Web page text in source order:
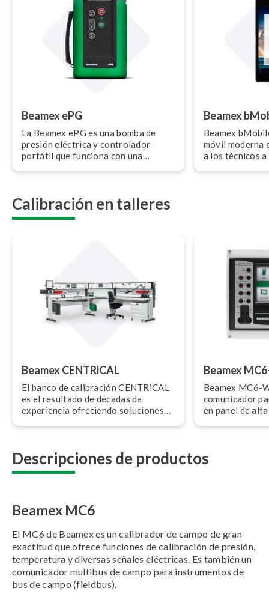
Beamex ePG
La Beamex ePG es una bomba de
presión eléctrica y controlador
portátil que funciona con una
300 psi).
Beamex
Beamex
móvil moderna
a los técnicos
LOGiCAL para
Calibración en talleres
Beamex CENTRiCAL
El banco de calibración CENTRiCAL
es el resultado de décadas de
experiencia ofreciendo soluciones
Beamex
Beamex MC6-
comunicador
en panel de
Descripciones de productos
Beamex MC6
El MC6 de Beamex es un calibrador de campo de gran
exactitud que ofrece funciones de calibración de presión,
temperatura y diversas señales eléctricas. Es también un
comunicador multibus de campo para instrumentos de
bus de campo (fieldbus).